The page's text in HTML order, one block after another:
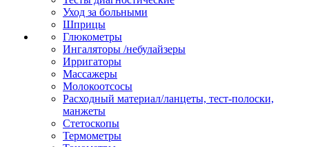
Уход за больными
Шприцы
Глюкометры
Ингаляторы /небулайзеры
Ирригаторы
Массажеры
Молокоотсосы
Расходный материал/ланцеты, тест-полоски,
манжеты
Стетоскопы
Термометры